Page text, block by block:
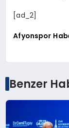
[ad_2]
Afyonspor
Benzer